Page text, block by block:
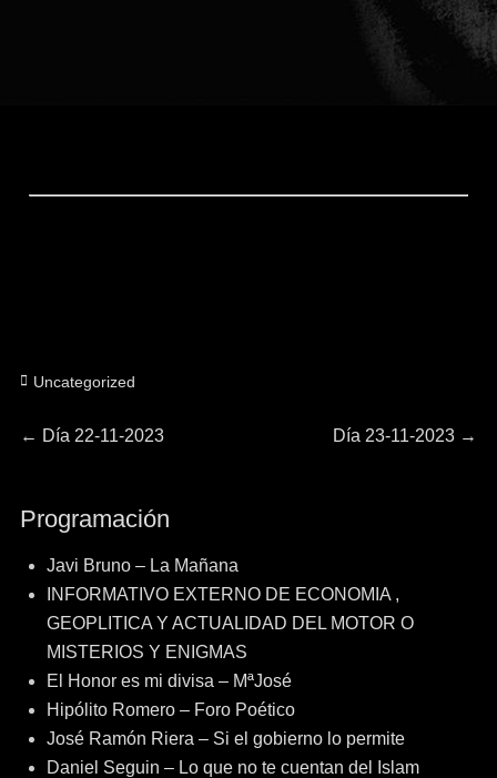
Categorías
Uncategorized
Navegación
entradas
← Entrada
Día 22-11-2023
Entrada
Día 23-11-2023 →
Programación
Javi Bruno – La Mañana
INFORMATIVO EXTERNO DE ECONOMIA ,
GEOPLITICA Y ACTUALIDAD DEL MOTOR O
MISTERIOS Y ENIGMAS
El Honor es mi divisa – MªJosé
Hipólito Romero – Foro Poético
José Ramón Riera – Si el gobierno lo permite
Daniel Seguin – Lo que no te cuentan del Islam